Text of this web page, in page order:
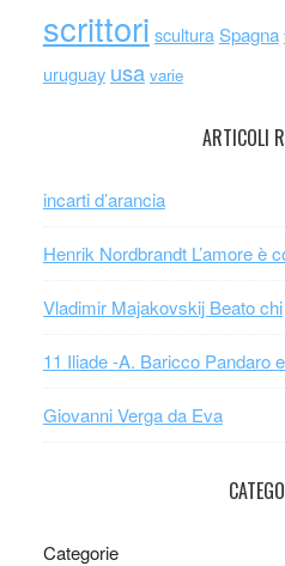
scrittori scultura Spagna
uruguay usa varie
ARTICOLI
incarti d’arancia
Henrik Nordbrandt L’amore è
Vladimir Majakovskij Beato chi
11 Iliade -A. Baricco Pandaro
Giovanni Verga da Eva
Categorie